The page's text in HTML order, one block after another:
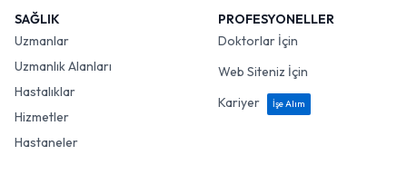
SAĞLIK
Uzmanlar
Uzmanlık Alanları
Hastalıklar
Hizmetler
Hastaneler
PROFESYONELLER
Doktorlar İçin
Web Siteniz İçin
Kariyer
İşe Alım